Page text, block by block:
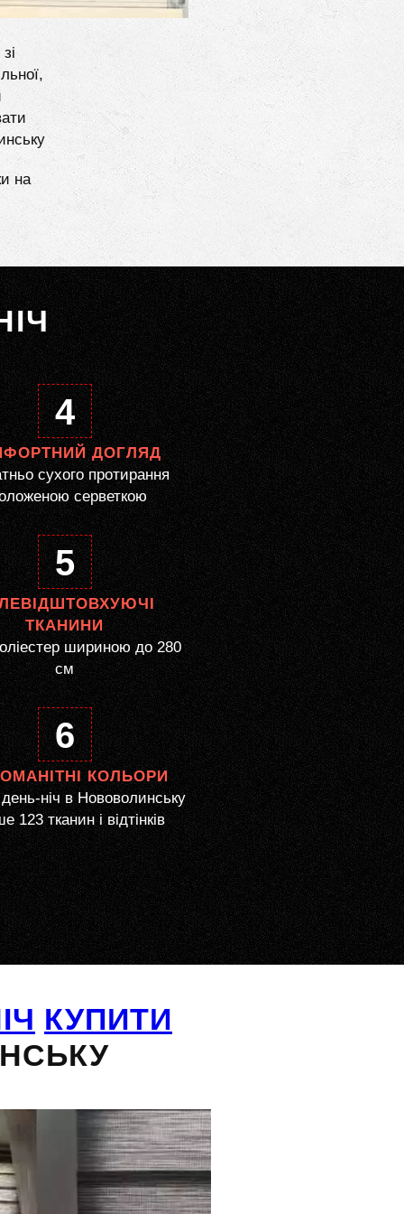
на
4
ДОГЛЯД
сухого протирання
серветкою
5
ТКАНИНИ
шириною до 280
см
6
КОЛЬОРИ
ніч в Нововолинську
123 тканин і відтінків
КУПИТИ